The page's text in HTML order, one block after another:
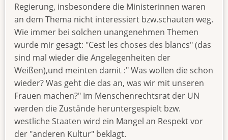
Regierung, insbesondere die Ministerinnen waren
an dem Thema nicht interessiert bzw.schauten weg.
Wie immer bei solchen unangenehmen Themen
wurde mir gesagt: "Cest les choses des blancs" (das
sind mal wieder die Angelegenheiten der
Weißen),und meinten damit :" Was wollen die schon
wieder? Was geht die das an, was wir mit unseren
Frauen machen?" Im Menschenrechtsrat der UN
werden die Zustände heruntergespielt bzw.
westliche Staaten wird ein Mangel an Respekt vor
der "anderen Kultur" beklagt.